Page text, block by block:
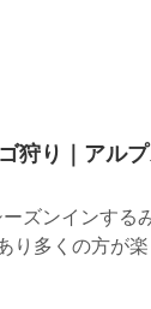
狩り｜アル
ズンインする
り多くの方が